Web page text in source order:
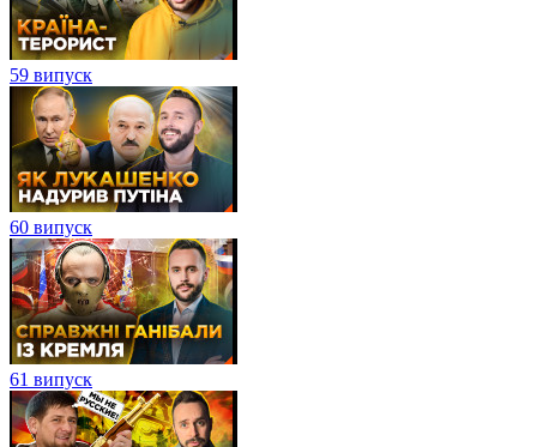
59 випуск
60 випуск
61 випуск